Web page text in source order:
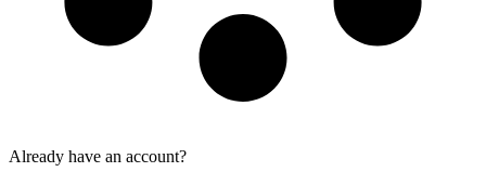
Already have an account?